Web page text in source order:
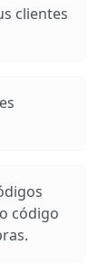
clientes
código